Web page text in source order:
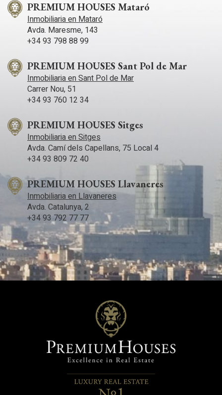
PREMIUM HOUSES Mataró
Inmobiliaria en Mataró
Avda. Maresme, 143
+34 93 798 88 99
PREMIUM HOUSES Sant Pol de Mar
Inmobiliaria en Sant Pol de Mar
Carrer Nou, 51
+34 93 760 12 34
PREMIUM HOUSES Sitges
Inmobiliaria en Sitges
Avda. Camí­ dels Capellans, 75 Local 4
+34 93 809 72 40
PREMIUM HOUSES Llavaneres
Inmobiliaria en Llavaneres
Avda. Catalunya, 2
+34 93 792 77 77